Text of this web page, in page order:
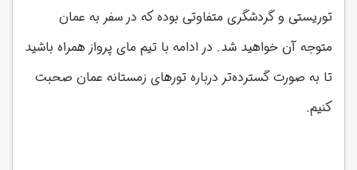
توریستی و گردشگری متفاوتی بوده که در سفر به عمان
متوجه آن خواهید شد. در ادامه با تیم مای پرواز همراه باشید
تا به صورت گسترده‌تر درباره تورهای زمستانه عمان صحبت
کنیم.